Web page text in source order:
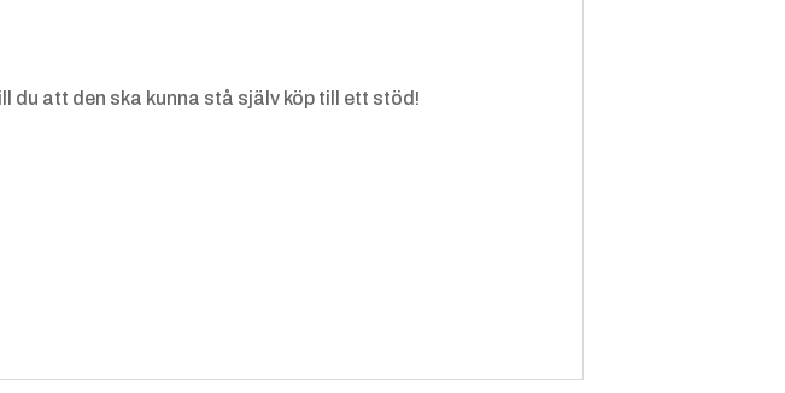
att den ska kunna stå själv köp till ett stöd!